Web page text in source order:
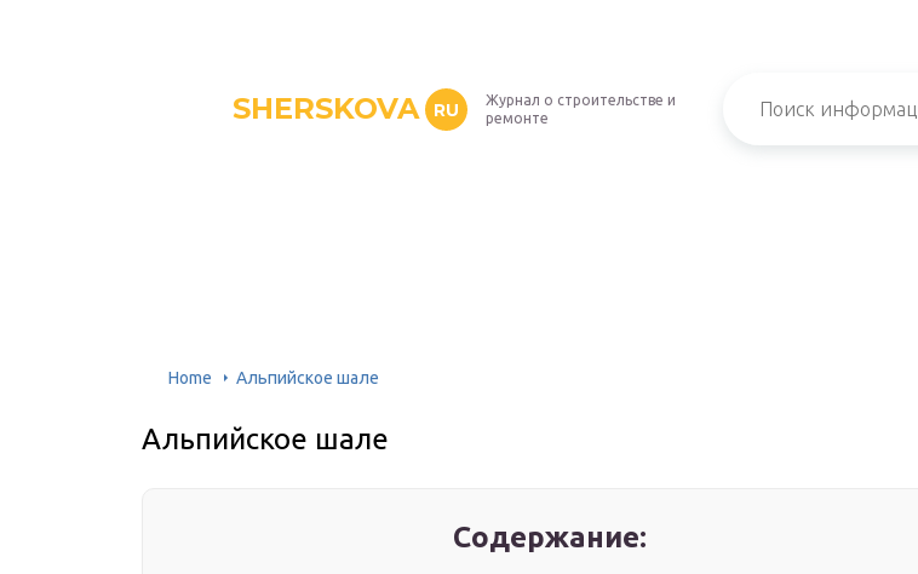
SHERSKOVA RU
Журнал о строительстве и
ремонте
Home Альпийское шале
Альпийское шале
Содержание: